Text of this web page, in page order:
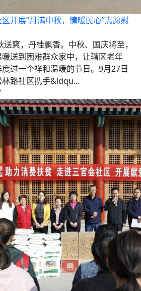
开展“月满中秋，情暖民心”志愿慰
送爽，丹桂飘香。中秋、国庆将至，
送到困难群众家中，让辖区老年
过一个祥和温暖的节日。9月27日
路社区携手&ldqu...